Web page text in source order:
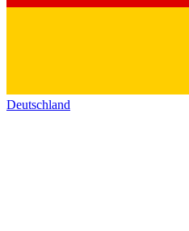
Deutschland